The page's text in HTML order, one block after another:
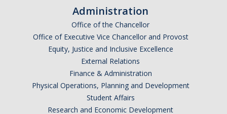
Administration
Office of the Chancellor
Office of Executive Vice Chancellor and Provost
Equity, Justice and Inclusive Excellence
External Relations
Finance & Administration
Physical Operations, Planning and Development
Student Affairs
Research and Economic Development